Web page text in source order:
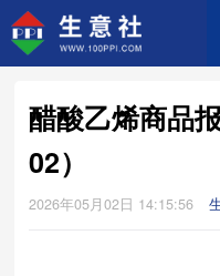
醋酸乙烯商品
02）
2026年05月02日 14:15:56